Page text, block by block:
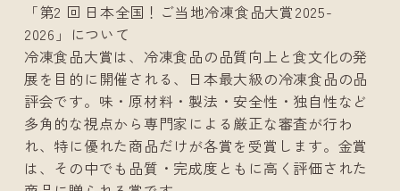
「第2 回 日本全国！ご当地冷凍食品大賞2025-
2026」について
冷凍食品大賞は、冷凍食品の品質向上と食文化の発
展を目的に開催される、日本最大級の冷凍食品の品
評会です。味・原材料・製法・安全性・独自性など
多角的な視点から専門家による厳正な審査が行わ
れ、特に優れた商品だけが各賞を受賞します。金賞
は、その中でも品質・完成度ともに高く評価された